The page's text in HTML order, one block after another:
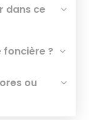
dans ce
foncière ?
ou